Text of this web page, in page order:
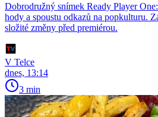
Dobrodružný snímek Ready Player
hody a spoustu odkazů na popkulturu.
složité změny před premiérou.
V Telce
dnes, 13:14
3 min